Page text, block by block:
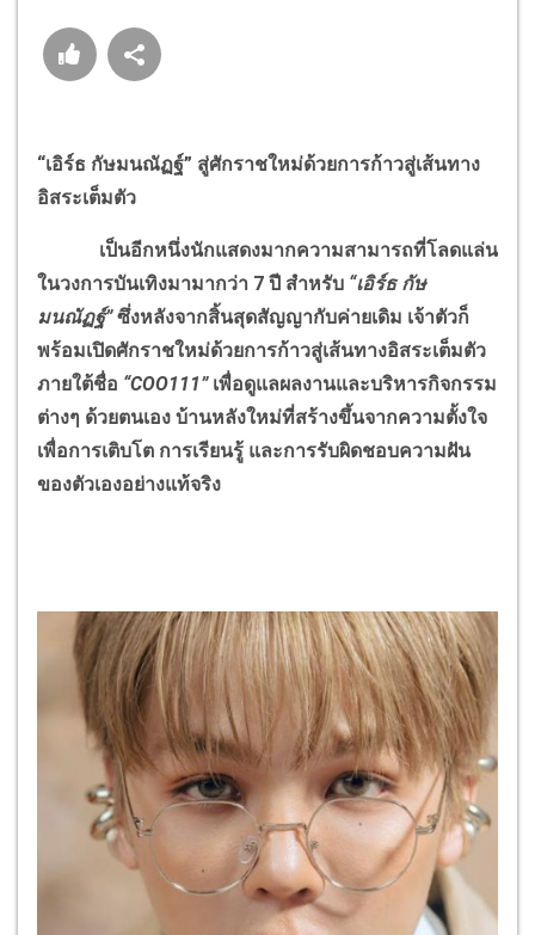
“เอิร์ธ กัษมนณัฏฐ์” สู่ศักราชใหม่ด้วยการก้าวสู่เส้นทาง
อิสระเต็มตัว
เป็นอีกหนึ่งนักแสดงมากความสามารถที่โลดแล่น
ในวงการบันเทิงมามากว่า 7 ปี สำหรับ “เอิร์ธ กัษ
มนณัฏฐ์”ซึ่งหลังจากสิ้นสุดสัญญากับค่ายเดิม เจ้าตัวก็
พร้อมเปิดศักราชใหม่ด้วยการก้าวสู่เส้นทางอิสระเต็มตัว
ภายใต้ชื่อ “COO111”เพื่อดูแลผลงานและบริหารกิจกรรม
ต่างๆ ด้วยตนเอง บ้านหลังใหม่ที่สร้างขึ้นจากความตั้งใจ
เพื่อการเติบโต การเรียนรู้ และการรับผิดชอบความฝัน
ของตัวเองอย่างแท้จริง